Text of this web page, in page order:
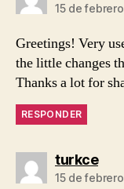
15 de
Greetings! Very
the little changes
Thanks a lot for
RESPONDER
turkcedice:
15 de